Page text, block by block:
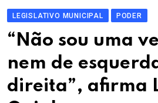
LEGISLATIVO MUNICIPAL PODER
“Não sou uma
nem de
direita”, afirma